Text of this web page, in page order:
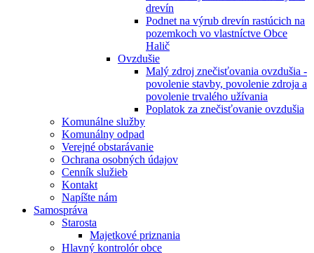
drevín
Podnet na výrub drevín rastúcich na
pozemkoch vo vlastníctve Obce
Halič
Ovzdušie
Malý zdroj znečisťovania ovzdušia -
povolenie stavby, povolenie zdroja a
povolenie trvalého užívania
Poplatok za znečisťovanie ovzdušia
Komunálne služby
Komunálny odpad
Verejné obstarávanie
Ochrana osobných údajov
Cenník služieb
Kontakt
Napíšte nám
Samospráva
Starosta
Majetkové priznania
Hlavný kontrolór obce